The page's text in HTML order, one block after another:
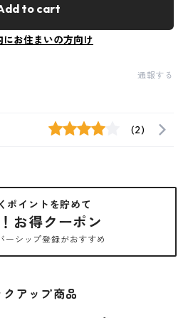
to cart
にお住まいの方向け
通報する
(2)
ポイントを貯めて
お得クーポン
ーシップ登録がおすすめ
クアップ商品